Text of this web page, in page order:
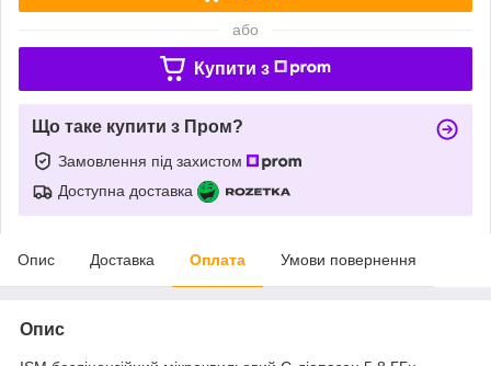
або
Купити з
Що таке купити з Пром?
Замовлення під захистом
Доступна доставка
Опис Доставка Оплата Умови повернення
Опис